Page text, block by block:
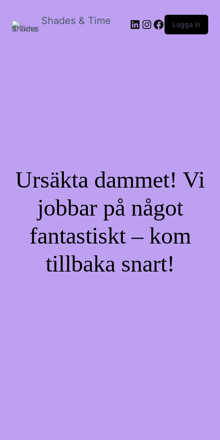
Shades & Time LinkedIn
Instagram
Facebook
Logga in
Ursäkta dammet! Vi
jobbar på något
fantastiskt – kom
tillbaka snart!